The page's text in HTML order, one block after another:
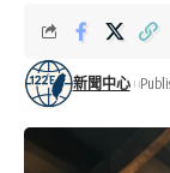
新聞中心